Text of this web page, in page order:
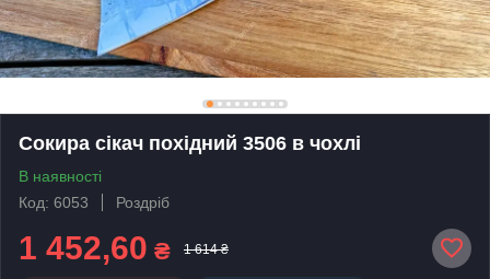
Сокира сікач похідний 3506 в чохлі
В наявності
Код: 6053
Роздріб
1 452,60 ₴ 1 614 ₴